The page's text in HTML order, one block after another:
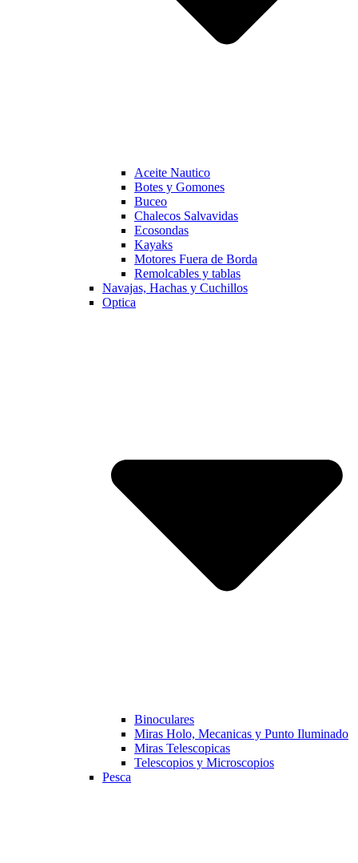
Aceite Nautico
Botes y Gomones
Buceo
Chalecos Salvavidas
Ecosondas
Kayaks
Motores Fuera de Borda
Remolcables y tablas
Navajas, Hachas y Cuchillos
Optica
Binoculares
Miras Holo, Mecanicas y Punto Iluminado
Miras Telescopicas
Telescopios y Microscopios
Pesca